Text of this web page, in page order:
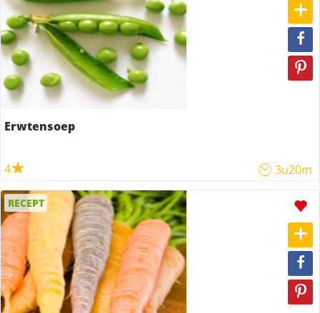
Erwtensoep
4 3u20m
RECEPT